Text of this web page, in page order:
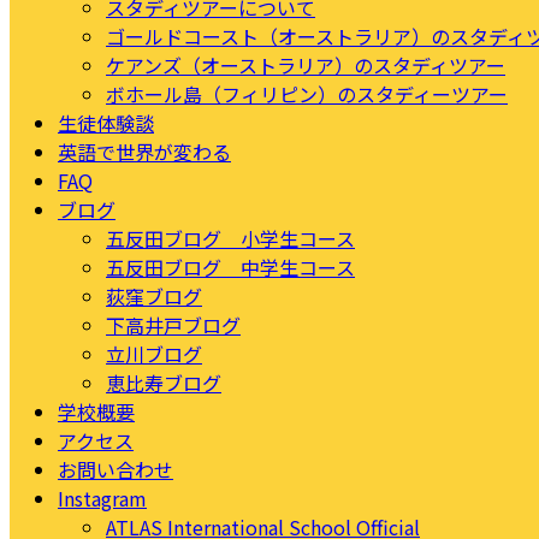
スタディツアーについて
ゴールドコースト（オーストラリア）のスタディ
ケアンズ（オーストラリア）のスタディツアー
ボホール島（フィリピン）のスタディーツアー
生徒体験談
英語で世界が変わる
FAQ
ブログ
五反田ブログ 小学生コース
五反田ブログ 中学生コース
荻窪ブログ
下高井戸ブログ
立川ブログ
恵比寿ブログ
学校概要
アクセス
お問い合わせ
Instagram
ATLAS International School Official